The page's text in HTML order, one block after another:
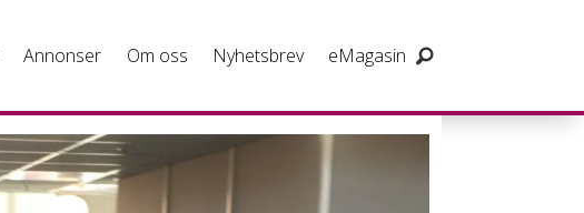
Annonser Om oss Nyhetsbrev eMagasin